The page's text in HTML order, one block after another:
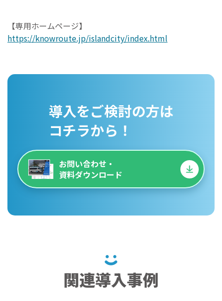
【専用ホームページ】
https://knowroute.jp/islandcity/index.html
導入をご検討の方は
コチラから！
お問い合わせ・
資料ダウンロード
関連導入事例